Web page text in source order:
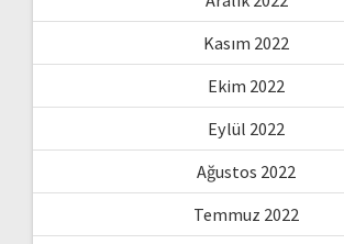
Kasım 2022
Ekim 2022
Eylül 2022
Ağustos 2022
Temmuz 2022